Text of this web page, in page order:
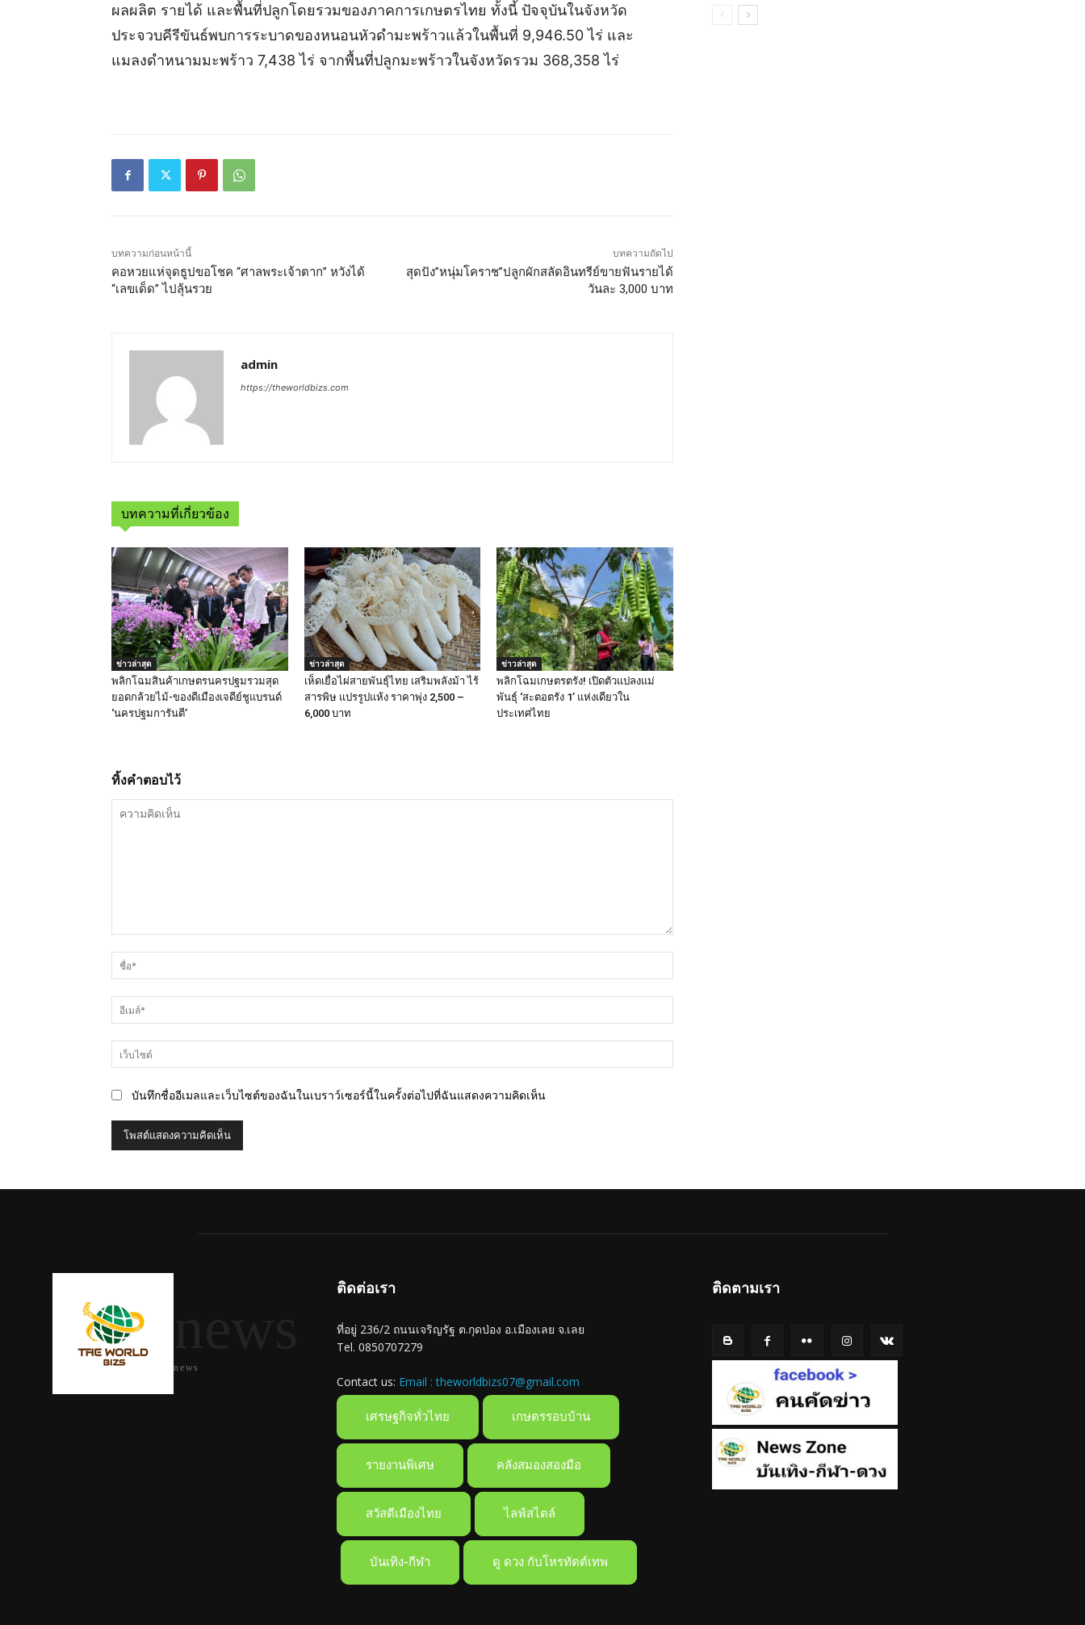
ผลผลิต รายได้ และพื้นที่ปลูกโดยรวมของภาคการเกษตรไทย ทั้งนี้ ปัจจุบันในจังหวัด
ประจวบคีรีขันธ์พบการระบาดของหนอนหัวดำมะพร้าวแล้วในพื้นที่ 9,946.50 ไร่ และ
แมลงดำหนามมะพร้าว 7,438 ไร่ จากพื้นที่ปลูกมะพร้าวในจังหวัดรวม 368,358 ไร่
บทความก่อนหน้านี้
คอหวยแห่จุดธูปขอโชค “ศาลพระเจ้าตาก” หวังได้
“เลขเด็ด” ไปลุ้นรวย
บทความถัดไป
สุดปัง”หนุ่มโคราช”ปลูกผักสลัดอินทรีย์ขายฟันรายได้
วันละ 3,000 บาท
admin
https://theworldbizs.com
บทความที่เกี่ยวข้อง
ข่าวล่าสุด
พลิกโฉมสินค้าเกษตรนครปฐมรวมสุด
ยอดกล้วยไม้-ของดีเมืองเจดีย์ชูแบรนด์
‘นครปฐมการันตี’
ข่าวล่าสุด
เห็ดเยื่อไผ่สายพันธุ์ไทย เสริมพลังม้า ไร้
สารพิษ แปรรูปแห้ง ราคาพุ่ง 2,500 –
6,000 บาท
ข่าวล่าสุด
พลิกโฉมเกษตรตรัง! เปิดตัวแปลงแม่
พันธุ์ ‘สะตอตรัง 1’ แห่งเดียวใน
ประเทศไทย
ทิ้งคำตอบไว้
คิด
เห็น
บันทึกชื่ออีเมลและเว็บไซต์ของฉันในเบราว์เซอร์นี้ในครั้งต่อไปที่ฉันแสดงความคิดเห็น
news
ติดต่อเรา
ที่อยู่ 236/2 ถนนเจริญรัฐ ต.กุดป่อง อ.เมืองเลย จ.เลย
Tel. 0850707279
Contact us: Email : theworldbizs07@gmail.com
เศรษฐกิจทั่วไทย เกษตรรอบบ้าน
รายงานพิเศษ คลังสมองสองมือ
สวัสดีเมืองไทย ไลฟ์สไตล์
บันเทิง-กีฬา ดู ดวง กับโหรทัตต์เทพ
ติดตามเรา